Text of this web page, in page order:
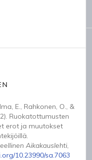
E., Rahkonen, O., &
Ruokatottumusten
erot ja muutokset
Aikakauslehti,
10.23990/sa.7063